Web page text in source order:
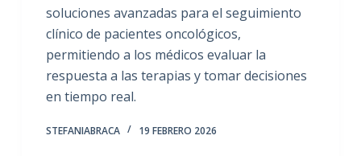
soluciones avanzadas para el seguimiento
clínico de pacientes oncológicos,
permitiendo a los médicos evaluar la
respuesta a las terapias y tomar decisiones
en tiempo real.
STEFANIABRACA 19 FEBRERO 2026